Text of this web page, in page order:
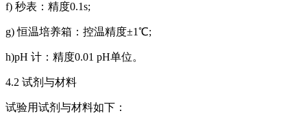
f) 秒表：精度0.1s;
g) 恒温培养箱：控温精度±1℃;
h)pH 计：精度0.01 pH单位。
4.2 试剂与材料
试验用试剂与材料如下：